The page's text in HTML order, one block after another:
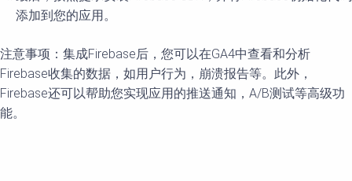
添加到您的应用。
注意事项：集成Firebase后，您可以在GA4中查看和分析
Firebase收集的数据，如用户行为，崩溃报告等。此外，
Firebase还可以帮助您实现应用的推送通知，A/B测试等高级功
能。